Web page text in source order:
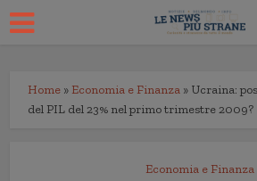
Home » Economia e Finanza » Ucraina:
del PIL del 23% nel primo trimestre 2009?
Economia e Finanza